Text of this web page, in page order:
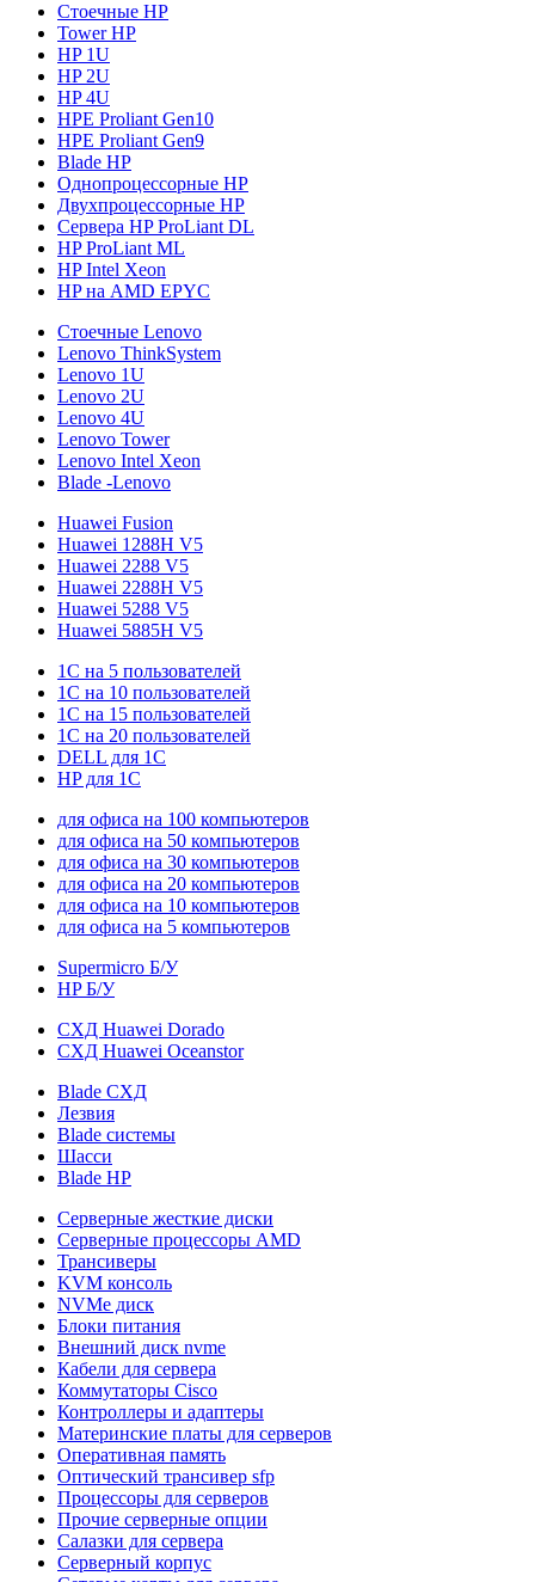
Стоечные HP
Tower HP
HP 1U
HP 2U
HP 4U
HPE Proliant Gen10
HPE Proliant Gen9
Blade HP
Однопроцессорные HP
Двухпроцессорные HP
Сервера HP ProLiant DL
HP ProLiant ML
HP Intel Xeon
HP на AMD EPYC
Стоечные Lenovo
Lenovo ThinkSystem
Lenovo 1U
Lenovo 2U
Lenovo 4U
Lenovo Tower
Lenovo Intel Xeon
Blade -Lenovo
Huawei Fusion
Huawei 1288H V5
Huawei 2288 V5
Huawei 2288H V5
Huawei 5288 V5
Huawei 5885H V5
1С на 5 пользователей
1С на 10 пользователей
1С на 15 пользователей
1С на 20 пользователей
DELL для 1С
HP для 1С
для офиса на 100 компьютеров
для офиса на 50 компьютеров
для офиса на 30 компьютеров
для офиса на 20 компьютеров
для офиса на 10 компьютеров
для офиса на 5 компьютеров
Supermicro Б/У
HP Б/У
СХД Huawei Dorado
СХД Huawei Oceanstor
Blade СХД
Лезвия
Blade системы
Шасси
Blade HP
Серверные жесткие диски
Серверные процессоры AMD
Трансиверы
KVM консоль
NVMe диск
Блоки питания
Внешний диск nvme
Кабели для сервера
Коммутаторы Cisco
Контроллеры и адаптеры
Материнские платы для серверов
Оперативная память
Оптический трансивер sfp
Процессоры для серверов
Прочие серверные опции
Салазки для сервера
Серверный корпус